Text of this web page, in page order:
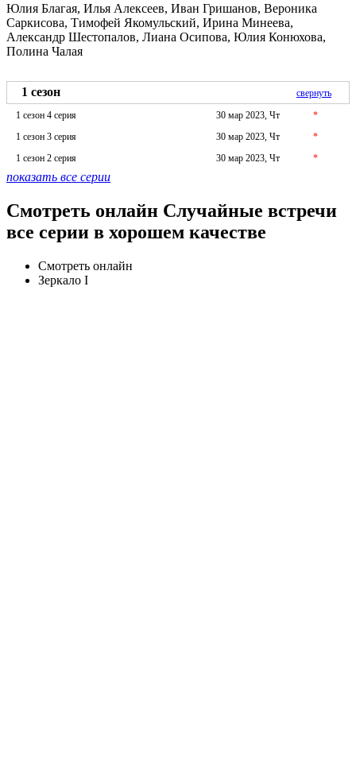
Юлия Благая, Илья Алексеев, Иван Гришанов, Вероника
Саркисова, Тимофей Якомульский, Ирина Минеева,
Александр Шестопалов, Лиана Осипова, Юлия Конюхова,
Полина Чалая
1 сезон
свернуть
1 сезон 4 серия
30 мар 2023, Чт
*
1 сезон 3 серия
30 мар 2023, Чт
*
1 сезон 2 серия
30 мар 2023, Чт *
показать все серии
Смотреть онлайн Случайные встречи
все серии в хорошем качестве
Смотреть онлайн
Зеркало I